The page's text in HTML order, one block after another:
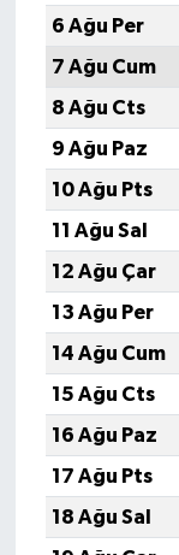
6 Ağu Per
7 Ağu Cum
8 Ağu Cts
9 Ağu Paz
10 Ağu Pts
11 Ağu Sal
12 Ağu Çar
13 Ağu Per
14 Ağu Cum
15 Ağu Cts
16 Ağu Paz
17 Ağu Pts
18 Ağu Sal